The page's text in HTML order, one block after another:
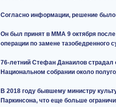
Согласно информации, решение
Он был принят в ММА 9 октября после
операции по замене тазобедренного
76-летний Стефан Данаилов страдал
Национальном собрании около
В 2018 году бывшему министру
Паркинсона, что еще больше